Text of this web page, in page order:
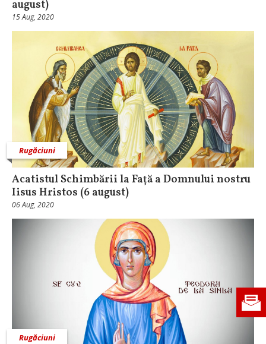
august)
15 Aug, 2020
Rugăciuni
Acatistul Schimbării la Faţă a Domnului nostru
Iisus Hristos (6 august)
06 Aug, 2020
Rugăciuni